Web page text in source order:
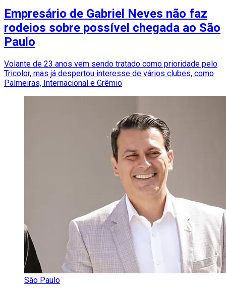
Empresário de Gabriel Neves não faz
rodeios sobre possível chegada ao São
Paulo
Volante de 23 anos vem sendo tratado como prioridade pelo
Tricolor, mas já despertou interesse de vários clubes, como
Palmeiras, Internacional e Grêmio
São Paulo